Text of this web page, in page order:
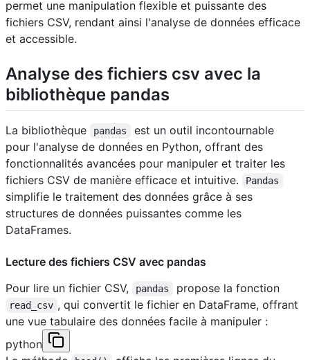
permet une manipulation flexible et puissante des
fichiers CSV, rendant ainsi l'analyse de données efficace
et accessible.
Analyse des fichiers csv avec la
bibliothèque pandas
La bibliothèque pandas
est un outil incontournable
pour l'analyse de données en Python, offrant des
fonctionnalités avancées pour manipuler et traiter les
fichiers CSV de manière efficace et intuitive.
Pandas
simplifie le traitement des données grâce à ses
structures de données puissantes comme les
DataFrames.
Lecture des fichiers CSV avec pandas
Pour lire un fichier CSV,
pandas propose la fonction
read_csv , qui convertit le fichier en DataFrame, offrant
une vue tabulaire des données facile à manipuler :
python